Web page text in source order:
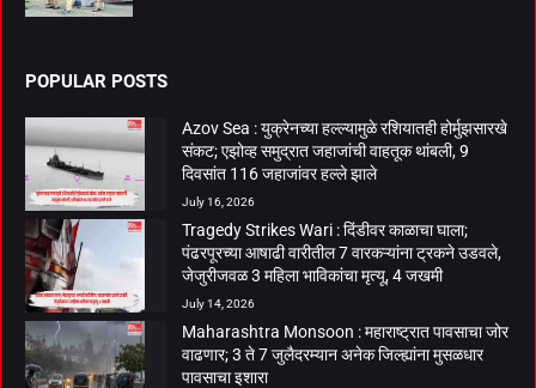
POPULAR POSTS
Azov Sea : युक्रेनच्या हल्ल्यामुळे रशियातही होर्मुझसारखे
संकट; एझोव्ह समुद्रात जहाजांची वाहतूक थांबली, 9
दिवसांत 116 जहाजांवर हल्ले झाले
July 16, 2026
Tragedy Strikes Wari : दिंडीवर काळाचा घाला;
पंढरपूरच्या आषाढी वारीतील 7 वारकऱ्यांना ट्रकने उडवले,
जेजुरीजवळ 3 महिला भाविकांचा मृत्यू, 4 जखमी
July 14, 2026
Maharashtra Monsoon : महाराष्ट्रात पावसाचा जोर
वाढणार; 3 ते 7 जुलैदरम्यान अनेक जिल्ह्यांना मुसळधार
पावसाचा इशारा